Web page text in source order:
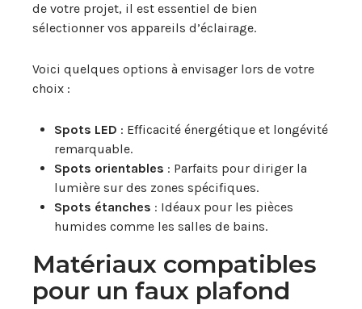
de votre projet, il est essentiel de bien
sélectionner vos appareils d’éclairage.
Voici quelques options à envisager lors de votre
choix :
Spots LED : Efficacité énergétique et longévité
remarquable.
Spots orientables : Parfaits pour diriger la
lumière sur des zones spécifiques.
Spots étanches : Idéaux pour les pièces
humides comme les salles de bains.
Matériaux compatibles
pour un faux plafond